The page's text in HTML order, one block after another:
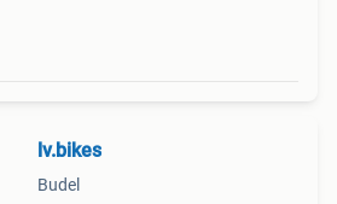
lv.bikes
Budel